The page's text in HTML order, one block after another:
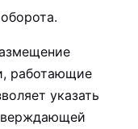
работающие
указать